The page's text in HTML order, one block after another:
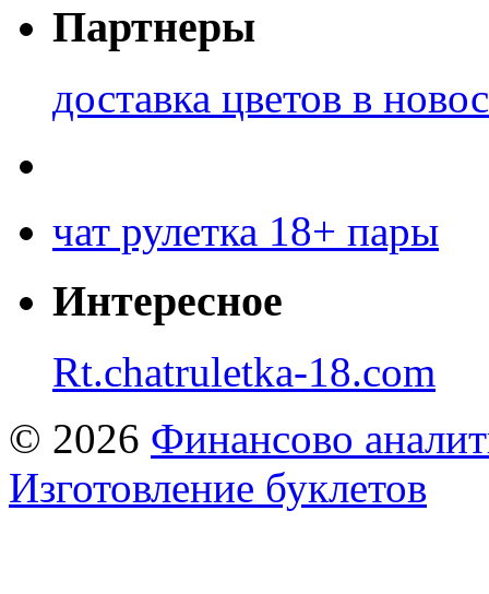
Партнеры
доставка цветов в
чат рулетка 18+ пары
Интересное
Rt.chatruletka-18.com
© 2026 Финансово
Изготовление буклетов